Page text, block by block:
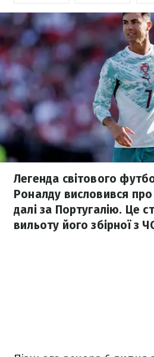
Легенда світового
Роналду висловився
далі за Португалію. Це
вильоту його збірної з